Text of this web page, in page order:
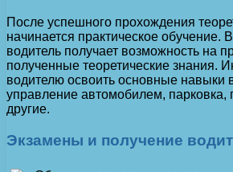
После успешного прохождения
начинается практическое обучение.
водитель получает возможность на
полученные теоретические знания.
водителю освоить основные навыки
управление автомобилем, парковка,
другие.
Экзамены и получение